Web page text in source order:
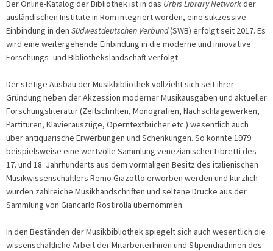
Der Online-Katalog der Bibliothek ist in das Urbis Library Networkder
ausländischen Institute in Rom integriert worden, eine sukzessive
Einbindung in den Südwestdeutschen Verbund(SWB) erfolgt seit 2017. Es
wird eine weitergehende Einbindung in die moderne und innovative
Forschungs- und Bibliothekslandschaft verfolgt.
Der stetige Ausbau der Musikbibliothek vollzieht sich seit ihrer
Gründung neben der Akzession moderner Musikausgaben und aktueller
Forschungsliteratur (Zeitschriften, Monografien, Nachschlagewerken,
Partituren, Klavierauszüge, Operntextbücher etc.) wesentlich auch
über antiquarische Erwerbungen und Schenkungen. So konnte 1979
beispielsweise eine wertvolle Sammlung venezianischer Libretti des
17. und 18. Jahrhunderts aus dem vormaligen Besitz des italienischen
Musikwissenschaftlers Remo Giazotto erworben werden und kürzlich
wurden zahlreiche Musikhandschriften und seltene Drucke aus der
Sammlung von Giancarlo Rostirolla übernommen.
In den Beständen der Musikbibliothek spiegelt sich auch wesentlich die
wissenschaftliche Arbeit der MitarbeiterInnen und StipendiatInnen des